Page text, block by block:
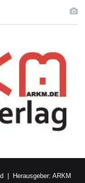
| Herausgeber: ARKM